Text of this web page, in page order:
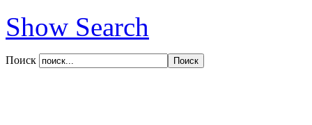
Show Search
Поиск